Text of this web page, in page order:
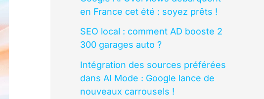
en France cet été : soyez prêts !
SEO local : comment AD booste 2
300 garages auto ?
Intégration des sources préférées
dans AI Mode : Google lance de
nouveaux carrousels !